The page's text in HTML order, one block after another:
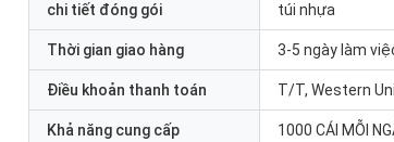
chi tiết đóng gói túi nhựa
Thời gian giao hàng 3-5 ngày làm
Điều khoản thanh toán T/T, Western
Khả năng cung cấp 1000 CÁI MỖI